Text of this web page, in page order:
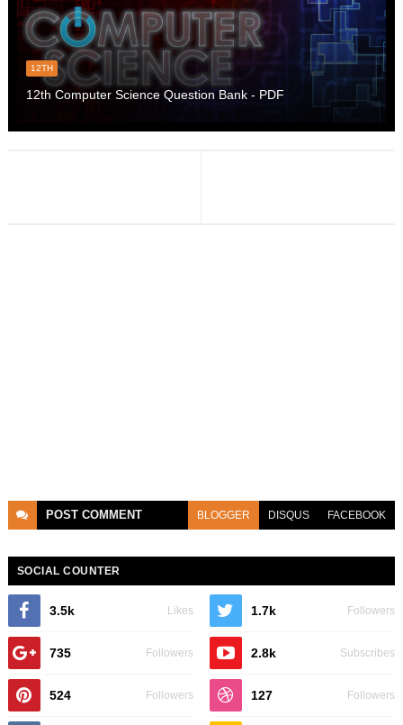
12TH
12th Computer Science Question Bank - PDF
POST COMMENT BLOGGER DISQUS FACEBOOK
SOCIAL COUNTER
3.5k Likes 1.7k Followers
735 Followers 2.8k Subscribes
524 Followers 127 Followers